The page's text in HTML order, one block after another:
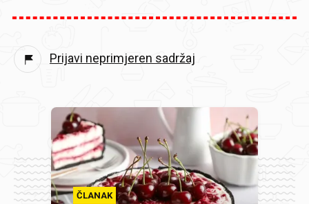
Prijavi neprimjeren sadržaj
ČLANAK